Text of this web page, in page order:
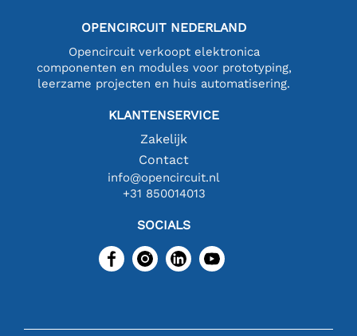
OPENCIRCUIT NEDERLAND
Opencircuit verkoopt elektronica
componenten en modules voor prototyping,
leerzame projecten en huis automatisering.
KLANTENSERVICE
Zakelijk
Contact
info@opencircuit.nl
+31 850014013
SOCIALS